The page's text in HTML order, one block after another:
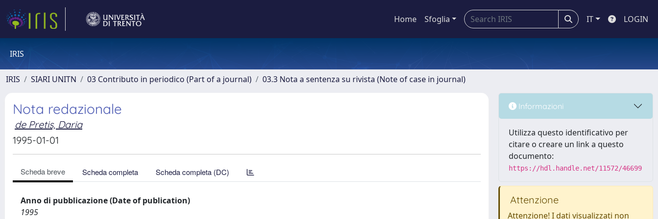
Home Sfoglia IT LOGIN
IRIS
IRIS SIARI UNITN 03 Contributo in periodico (Part of a journal) 03.3 Nota a sentenza su rivista (Note of case in journal)
Nota redazionale
de Pretis, Daria
1995-01-01
Scheda breve Scheda completa Scheda completa (DC)
Anno di pubblicazione (Date of publication)
1995
Informazioni
Utilizza questo identificativo per
citare o creare un link a questo
documento:
https://hdl.handle.net/11572/46699
Attenzione
Attenzione! I dati visualizzati non